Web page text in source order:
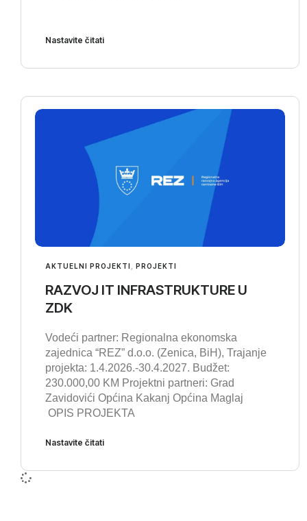
Nastavite čitati
AKTUELNI PROJEKTI PROJEKTI
RAZVOJ IT INFRASTRUKTURE U
ZDK
Vodeći partner: Regionalna ekonomska
zajednica “REZ” d.o.o. (Zenica, BiH), Trajanje
projekta: 1.4.2026.-30.4.2027. Budžet:
230.000,00 KM Projektni partneri: Grad
Zavidovići Općina Kakanj Općina Maglaj
OPIS PROJEKTA
Nastavite čitati